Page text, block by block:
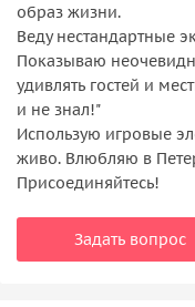
образ жизни.
Веду нестандартные
Показываю
удивлять гостей и
и не знал!"
Использую игровые
живо. Влюбляю в
Присоединяйтесь!
Задать вопрос